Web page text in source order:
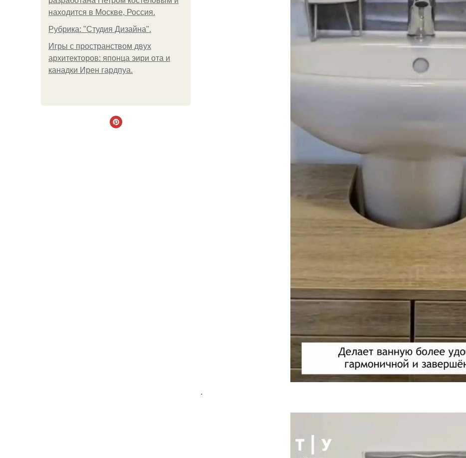
находится в Москве, Россия.
Рубрика: "Студия Дизайна".
Игры с пространством двух
архитекторов: японца эири ота и
канадки Ирен гардпуа.
.